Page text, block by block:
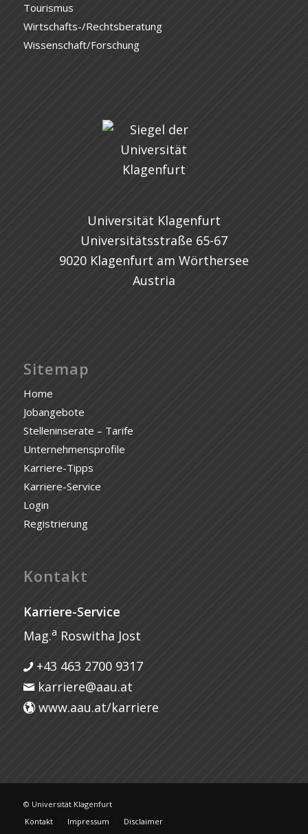
Tourismus
Wirtschafts-/Rechtsberatung
Wissenschaft/Forschung
Universität Klagenfurt
Universitätsstraße 65-67
9020 Klagenfurt am Wörthersee
Austria
Sitemap
Home
Jobangebote
Stelleninserate – Tarife
Unternehmensprofile
Karriere-Tipps
Karriere-Service
Login
Registrierung
Kontakt
Karriere-Service
Mag.a Roswitha Jost
+43 463 2700 9317
karriere@aau.at
www.aau.at/karriere
© Universität Klagenfurt
Kontakt
Impressum Disclaimer